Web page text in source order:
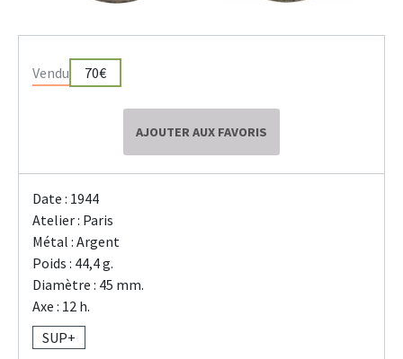
Vendu 70€
AJOUTER AUX FAVORIS
Date : 1944
Atelier : Paris
Métal : Argent
Poids : 44,4 g.
Diamètre : 45 mm.
Axe : 12 h.
SUP+